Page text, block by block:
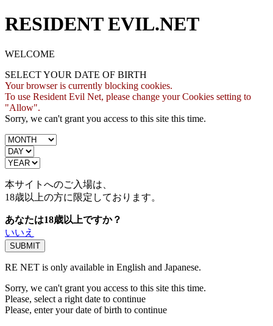
RESIDENT EVIL.NET
WELCOME
SELECT YOUR DATE OF BIRTH
Your browser is currently blocking cookies.
To use Resident Evil Net, please change your Cookies setting to
"Allow".
Sorry, we can't grant you access to this site this time.
本サイトへのご入場は、
18歳以上の方に限定しております。
あなたは18歳以上ですか？
いいえ
RE NET is only available in English and Japanese.
Sorry, we can't grant you access to this site this time.
Please, select a right date to continue
Please, enter your date of birth to continue